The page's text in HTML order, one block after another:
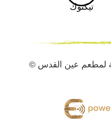
لمطعم عين القدس ©
تيكتوك